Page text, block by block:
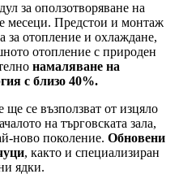
за оползотворяване на
месеци. Предстои и монтаж
за отопление и охлаждане,
отопление с природен
намаляване на
с близо 40%.
се възползват от изцяло
на търговската зала,
ново поколение. Обновени
, както и специализиран
ядки.